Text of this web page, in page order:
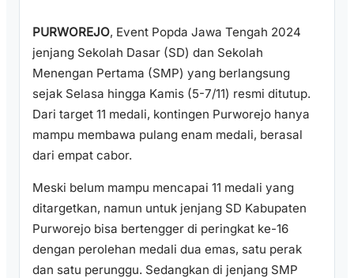
PURWOREJO, Event Popda Jawa Tengah 2024
jenjang Sekolah Dasar (SD) dan Sekolah
Menengan Pertama (SMP) yang berlangsung
sejak Selasa hingga Kamis (5-7/11) resmi ditutup.
Dari target 11 medali, kontingen Purworejo hanya
mampu membawa pulang enam medali, berasal
dari empat cabor.
Meski belum mampu mencapai 11 medali yang
ditargetkan, namun untuk jenjang SD Kabupaten
Purworejo bisa bertengger di peringkat ke-16
dengan perolehan medali dua emas, satu perak
dan satu perunggu. Sedangkan di jenjang SMP